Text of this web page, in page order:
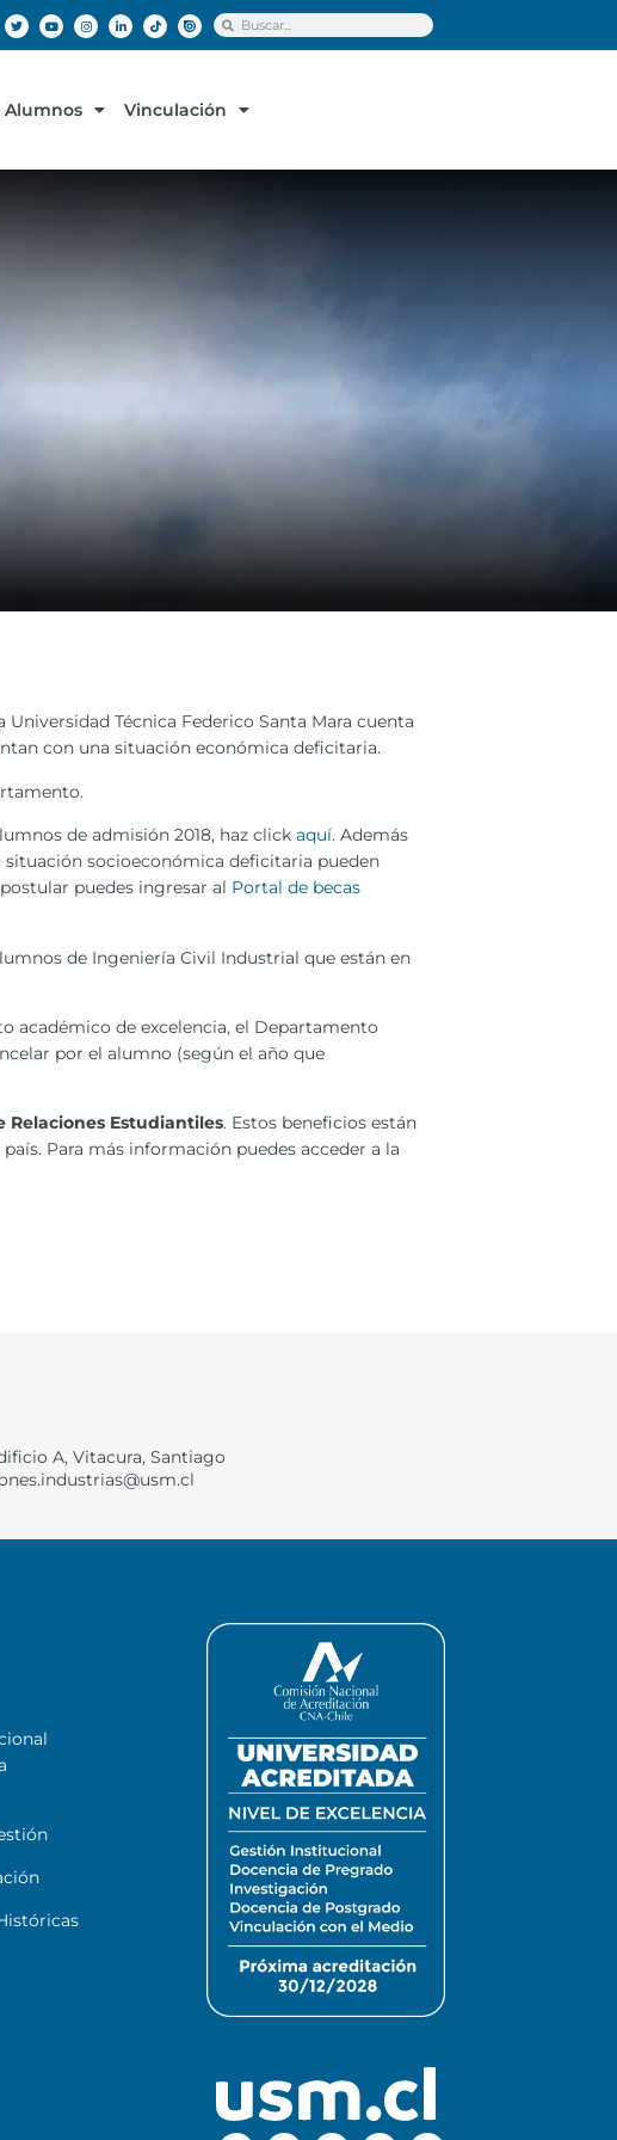
Alumnos Vinculación
Técnica Federico Santa Mara cuenta
con una situación económica deficitaria.
de admisión 2018, haz click aquí. Además
socioeconómica deficitaria pueden
puedes ingresar al Portal de becas
de Ingeniería Civil Industrial que están en
académico de excelencia, el Departamento
por el alumno (según el año que
Relaciones Estudiantiles. Estos beneficios están
Para más información puedes acceder a la
A, Vitacura, Santiago